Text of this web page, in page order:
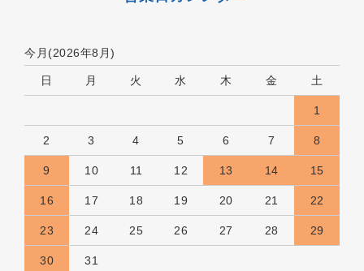
今月(2026年8月)
日 月 火 水 木 金 土
1
2 3 4 5 6 7 8
9 10 11 12 13 14 15
16 17 18 19 20 21 22
23 24 25 26 27 28 29
30 31